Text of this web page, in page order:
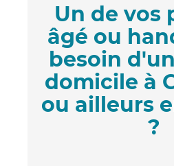
Un de vos
âgé ou
besoin
domicile à
ou ailleurs
?